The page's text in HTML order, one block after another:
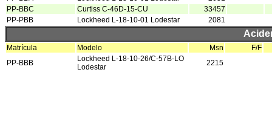
PP-BBC
Curtiss C-46D-15-CU
33457
PP-PBB
Lockheed L-18-10-01 Lodestar 2081
Matrícula Modelo Msn
F/F
PP-BBB
Lockheed L-18-10-26/C-57B-LO
Lodestar
2215